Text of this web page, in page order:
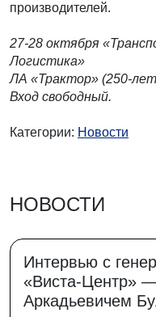
производителей.
27-28 октября
Логистика»
ЛА «Трактор» (250-
Вход свободный.
Категории: Новости
НОВОСТИ
Интервью с
«Виста-Центр»
Аркадьевичем